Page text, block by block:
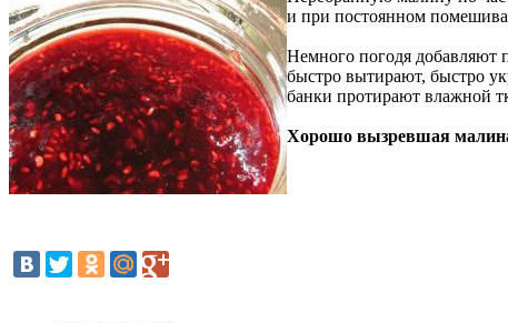
и при постоянном
Немного погодя добавляют
быстро вытирают, быстро
банки протирают влажной
Хорошо вызревшая